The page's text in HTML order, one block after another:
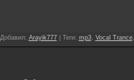
Добавил: Arayik777| Теги: mp3, Vocal Trance,